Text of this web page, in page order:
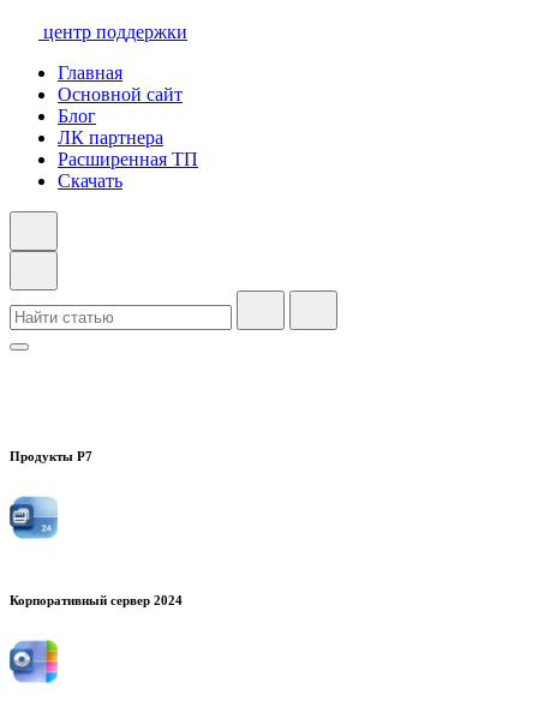
центр поддержки
Главная
Основной сайт
Блог
ЛК партнера
Расширенная ТП
Скачать
Продукты Р7
Корпоративный сервер 2024